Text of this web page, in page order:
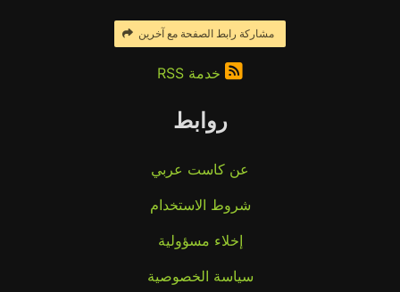
مشاركة رابط الصفحة مع آخرين
خدمة RSS
روابط
عن كاست عربي
شروط الاستخدام
إخلاء مسؤولية
سياسة الخصوصية